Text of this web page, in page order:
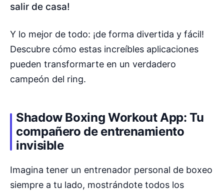
salir de casa!
Y lo mejor de todo: ¡de forma divertida y fácil!
Descubre cómo estas increíbles aplicaciones
pueden transformarte en un verdadero
campeón del ring.
Shadow Boxing Workout App: Tu
compañero de entrenamiento
invisible
Imagina tener un entrenador personal de boxeo
siempre a tu lado, mostrándote todos los